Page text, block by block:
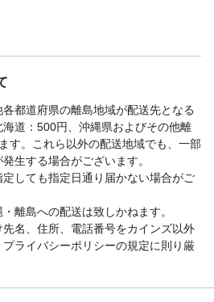
都道府県の離島地域が配送先となる
道：500円、沖縄県およびその他離
す。これら以外の配送地域でも、一部
生する場合がございます。
しても指定日通り届かない場合がご
離島への配送は致しかねます。
名、住所、電話番号をカインズ以外
ライバシーポリシーの規定に則り厳